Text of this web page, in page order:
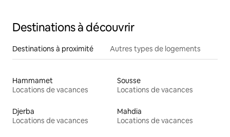
Destinations à découvrir
Destinations à proximité Autres types de logements
Hammamet
Locations de vacances
Sousse
Locations de vacances
Djerba
Locations de vacances
Mahdia
Locations de vacances